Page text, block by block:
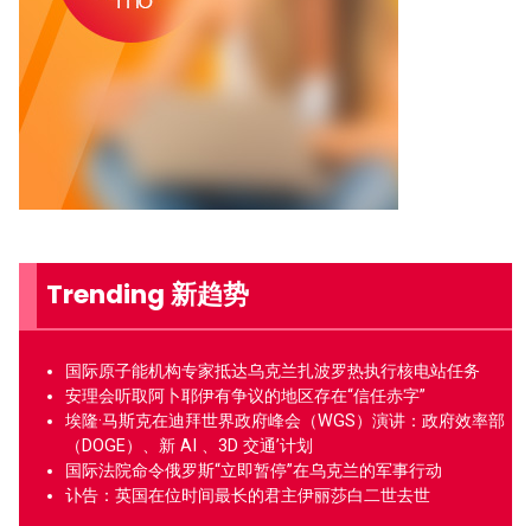
Trending 新趋势
国际原子能机构专家抵达乌克兰扎波罗热执行核电站任务
安理会听取阿卜耶伊有争议的地区存在“信任赤字”
埃隆·马斯克在迪拜世界政府峰会（WGS）演讲：政府效率部
（DOGE）、新 AI 、3D 交通’计划
国际法院命令俄罗斯“立即暂停”在乌克兰的军事行动
讣告：英国在位时间最长的君主伊丽莎白二世去世